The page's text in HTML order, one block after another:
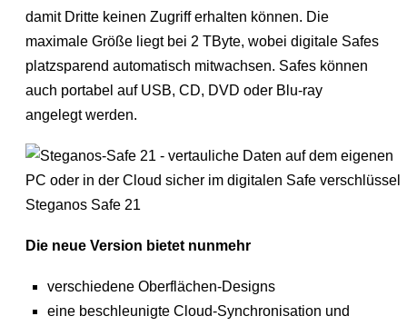
damit Dritte keinen Zugriff erhalten können. Die
maximale Größe liegt bei 2 TByte, wobei digitale Safes
platzsparend automatisch mitwachsen. Safes können
auch portabel auf USB, CD, DVD oder Blu-ray
angelegt werden.
Steganos Safe 21
Die neue Version bietet nunmehr
verschiedene Oberflächen-Designs
eine beschleunigte Cloud-Synchronisation und